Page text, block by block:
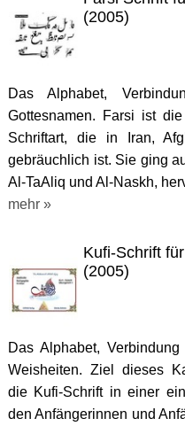
(2005)
Das Alphabet,
Gottesnamen. Farsi ist
Schriftart, die in Iran,
gebräuchlich ist. Sie ging
Al-TaAliq und Al-Naskh,
mehr »
Kufi-Schrift
(2005)
Das Alphabet,
Weisheiten. Ziel dieses
die Kufi-Schrift in einer
den Anfängerinnen und